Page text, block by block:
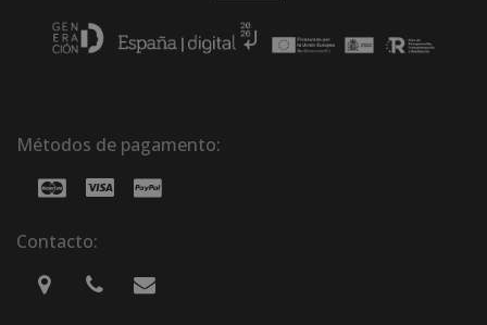
Métodos de pagamento:
Contacto: